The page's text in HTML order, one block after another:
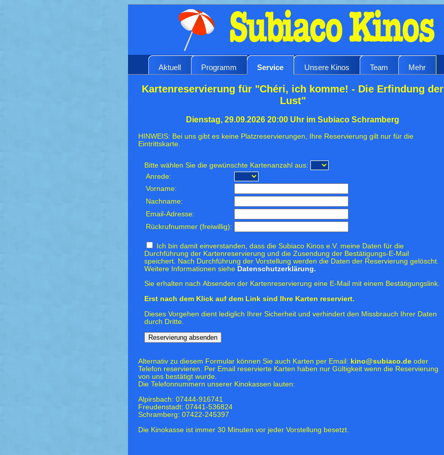
Aktuell Programm Service Unsere Kinos Team Mehr
Kartenreservierung für "Chéri, ich komme! - Die Erfindung der
Lust"
Dienstag, 29.09.2026 20:00 Uhr im Subiaco Schramberg
HINWEIS: Bei uns gibt es keine Platzreservierungen, Ihre Reservierung gilt nur für die
Eintrittskarte.
Bitte wählen Sie die gewünschte Kartenanzahl aus:
Anrede:
Vorname:
Nachname:
Email-Adresse:
Rückrufnummer (freiwillig):
Ich bin damit einverstanden, dass die Subiaco Kinos e.V. meine Daten für die
Durchführung der Kartenreservierung und die Zusendung der Bestätigungs-E-Mail
speichert. Nach Durchführung der Vorstellung werden die Daten der Reservierung gelöscht.
Weitere Informationen siehe Datenschutzerklärung.
Sie erhalten nach Absenden der Kartenreservierung eine E-Mail mit einem Bestätigungslink.
Erst nach dem Klick auf dem Link sind Ihre Karten reserviert.
Dieses Vorgehen dient lediglich Ihrer Sicherheit und verhindert den Missbrauch Ihrer Daten
durch Dritte.
Alternativ zu diesem Formular können Sie auch Karten per Email: kino@subiaco.de oder
Telefon reservieren. Per Email reservierte Karten haben nur Gültigkeit wenn die Reservierung
von uns bestätigt wurde.
Die Telefonnummern unserer Kinokassen lauten:
Alpirsbach: 07444-916741
Freudenstadt: 07441-536824
Schramberg: 07422-245397
Die Kinokasse ist immer 30 Minuten vor jeder Vorstellung besetzt.